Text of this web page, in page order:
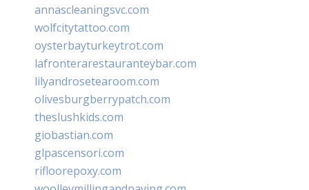
annascleaningsvc.com
wolfcitytattoo.com
oysterbayturkeytrot.com
lafronterarestauranteybar.com
lilyandrosetearoom.com
olivesburgberrypatch.com
theslushkids.com
giobastian.com
glpascensori.com
rifloorepoxy.com